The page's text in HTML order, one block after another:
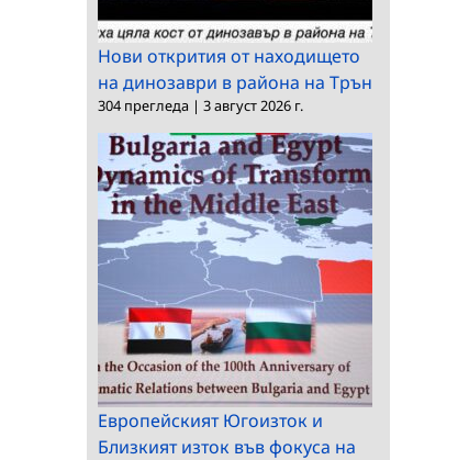
Нови открития от находището
на динозаври в района на Трън
304 прегледа | 3 август 2026 г.
Европейският Югоизток и
Близкият изток във фокуса на